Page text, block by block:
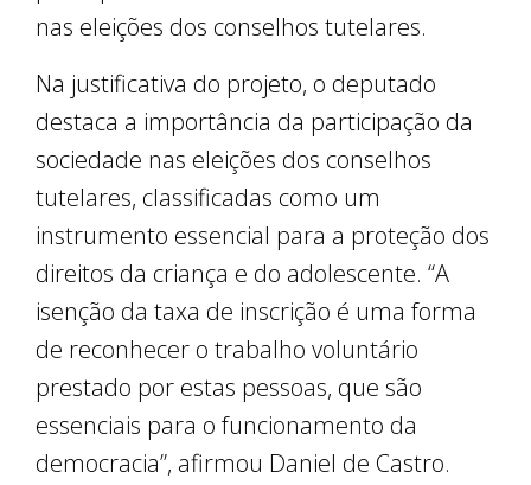
nas eleições dos conselhos tutelares.
Na justificativa do projeto, o deputado
destaca a importância da participação da
sociedade nas eleições dos conselhos
tutelares, classificadas como um
instrumento essencial para a proteção dos
direitos da criança e do adolescente. “A
isenção da taxa de inscrição é uma forma
de reconhecer o trabalho voluntário
prestado por estas pessoas, que são
essenciais para o funcionamento da
democracia”, afirmou Daniel de Castro.